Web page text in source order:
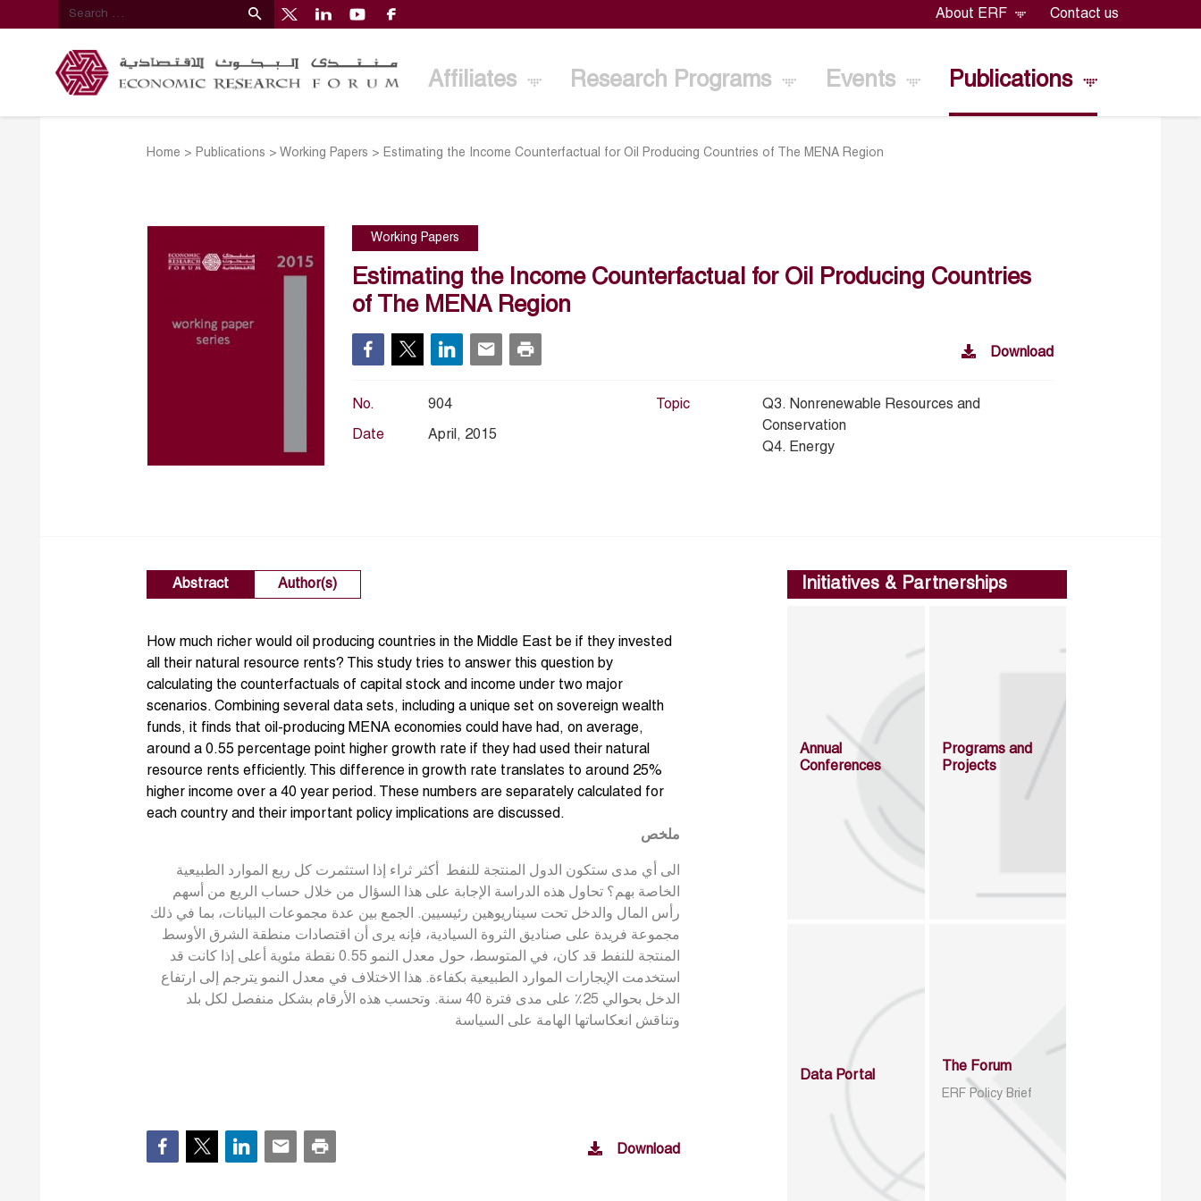
About ERF Contact us
Affiliates Research Programs Events Publications
Home > Publications >Working Papers > Estimating the Income Counterfactual for Oil Producing Countries of The MENA Region
Working Papers
Estimating the Income Counterfactual for Oil Producing Countries
of The MENA Region
Download
No. 904
Date April, 2015
Topic
Q3. Nonrenewable Resources and
Conservation
Q4. Energy
Abstract Author(s)
How much richer would oil producing countries in the Middle East be if they invested
all their natural resource rents? This study tries to answer this question by
calculating the counterfactuals of capital stock and income under two major
scenarios. Combining several data sets, including a unique set on sovereign wealth
funds, it finds that oil-producing MENA economies could have had, on average,
around a 0.55 percentage point higher growth rate if they had used their natural
resource rents efficiently. This difference in growth rate translates to around 25%
higher income over a 40 year period. These numbers are separately calculated for
each country and their important policy implications are discussed.
ملخص
الخاصة بهم؟ تحاول هذه الدراسة الإجابة على هذا السؤال من خلال حساب الريع من أسهم
رأس المال والدخل تحت سيناريوهين رئيسيين. الجمع بين عدة مجموعات البيانات، بما في ذلك
مجموعة فريدة على صناديق الثروة السيادية، فإنه يرى أن اقتصادات منطقة الشرق الأوسط
المنتجة للنفط قد كان، في المتوسط، حول معدل النمو 0.55 نقطة مئوية أعلى إذا كانت قد
استخدمت الإيجارات الموارد الطبيعية بكفاءة. هذا الاختلاف في معدل النمو يترجم إلى ارتفاع
الدخل بحوالي 25٪ على مدى فترة 40 سنة. وتحسب هذه الأرقام بشكل منفصل لكل بلد
وتناقش انعكاساتها الهامة على السياسة
Download
Initiatives & Partnerships
Annual
Conferences
Programs and
Projects
Data Portal
The Forum
ERF Policy Brief